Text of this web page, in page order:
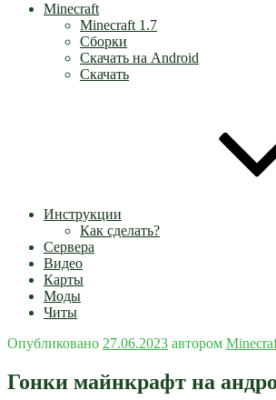
Minecraft
Minecraft 1.7
Сборки
Скачать на Android
Скачать
Инструкции
Как сделать?
Сервера
Видео
Карты
Моды
Читы
Опубликовано 27.06.2023 автором
Гонки майнкрафт на